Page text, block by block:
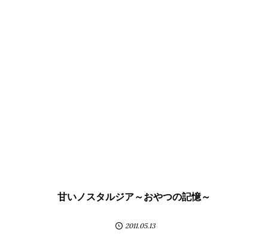
甘いノスタルジア～おやつの記憶～
2011.05.13